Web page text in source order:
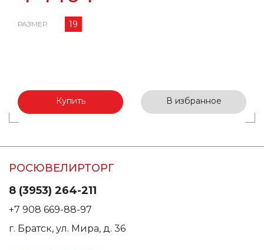
РАЗМЕР 19
Купить В избранное
РОСЮВЕЛИРТОРГ
8 (3953) 264-211
+7 908 669-88-97
г. Братск, ул. Мира, д. 36